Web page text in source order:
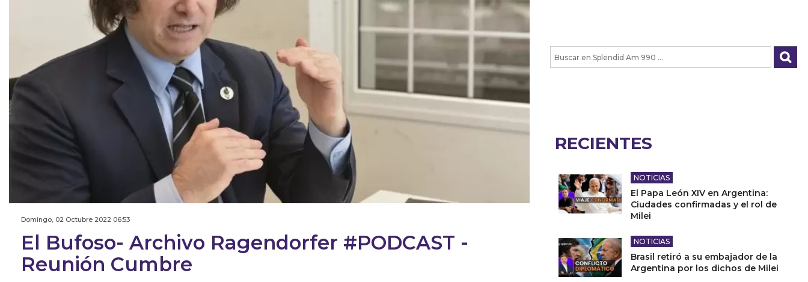
Domingo, 02 Octubre 2022 06:53
El Bufoso- Archivo Ragendorfer #PODCAST -
Reunión Cumbre
RECIENTES
NOTICIAS
El Papa León XIV en Argentina:
Ciudades confirmadas y el rol de
Milei
NOTICIAS
Brasil retiró a su embajador de la
Argentina por los dichos de Milei